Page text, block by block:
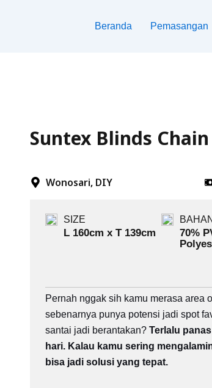
Beranda Pemasangan
Suntex Blinds
Wonosari, DIY
SIZE
L 160cm x T 139cm
BAHAN
70%
Pernah nggak sih kamu merasa area
sebenarnya punya potensi jadi spot
santai jadi berantakan? Terlalu
hari. Kalau kamu sering
bisa jadi solusi yang tepat.